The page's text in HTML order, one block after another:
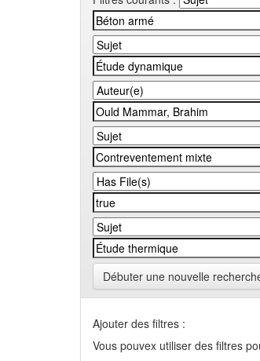
Débuter une nouvelle
Ajouter des filtres :
Vous pouvex utiliser des filtres